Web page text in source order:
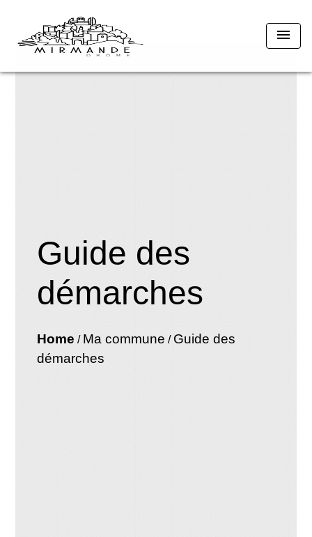
menu
Guide des
démarches
Home / Ma commune / Guide des
démarches